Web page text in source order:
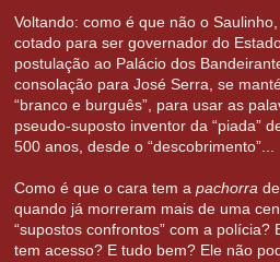
Voltando: como é que não o
cotado para ser governador do
postulação ao Palácio dos
consolação para José Serra, se
“branco e burguês”, para usar as
pseudo-suposto inventor da “piada”
500 anos, desde o “descobrimento”...
Como é que o cara tem a pachorra
quando já morreram mais de uma
“supostos confrontos” com a polícia?
tem acesso? E tudo bem? Ele não